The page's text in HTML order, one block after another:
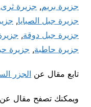
جزيرة بريم, جزيرة ثرى
جزيرة جبل الصبايا,
جزيرة جبل دوقة,
جزيرة حاطبة, جزيرة
تابع مقال عن الجزر
ويمكنك تصفح مقال عن